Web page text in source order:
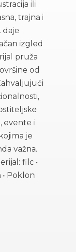
ili
trajna i
daje
izgled
pruža
od
evente i
je
važna.
filc •
Poklon